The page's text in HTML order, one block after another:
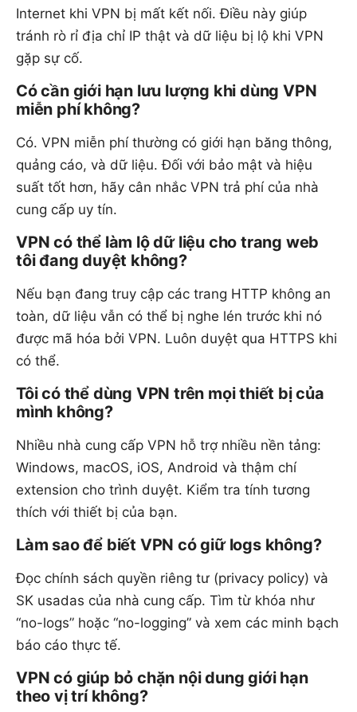
Internet khi VPN bị mất kết nối. Điều này giúp
tránh rò rỉ địa chỉ IP thật và dữ liệu bị lộ khi VPN
gặp sự cố.
Có cần giới hạn lưu lượng khi dùng VPN
miễn phí không?
Có. VPN miễn phí thường có giới hạn băng thông,
quảng cáo, và dữ liệu. Đối với bảo mật và hiệu
suất tốt hơn, hãy cân nhắc VPN trả phí của nhà
cung cấp uy tín.
VPN có thể làm lộ dữ liệu cho trang web
tôi đang duyệt không?
Nếu bạn đang truy cập các trang HTTP không an
toàn, dữ liệu vẫn có thể bị nghe lén trước khi nó
được mã hóa bởi VPN. Luôn duyệt qua HTTPS khi
có thể.
Tôi có thể dùng VPN trên mọi thiết bị của
mình không?
Nhiều nhà cung cấp VPN hỗ trợ nhiều nền tảng:
Windows, macOS, iOS, Android và thậm chí
extension cho trình duyệt. Kiểm tra tính tương
thích với thiết bị của bạn.
Làm sao để biết VPN có giữ logs không?
Đọc chính sách quyền riêng tư (privacy policy) và
SK usadas của nhà cung cấp. Tìm từ khóa như
“no-logs” hoặc “no-logging” và xem các minh bạch
báo cáo thực tế.
VPN có giúp bỏ chặn nội dung giới hạn
theo vị trí không?